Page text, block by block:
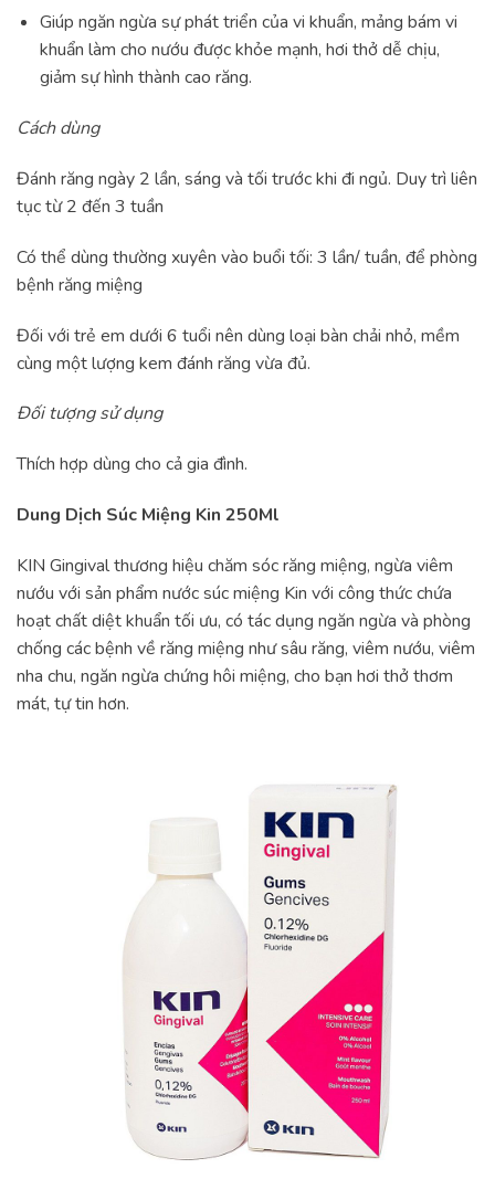
Giúp ngăn ngừa sự phát triển của vi khuẩn, mảng bám vi
khuẩn làm cho nướu được khỏe mạnh, hơi thở dễ chịu,
giảm sự hình thành cao răng.
Cách dùng
Đánh răng ngày 2 lần, sáng và tối trước khi đi ngủ. Duy trì liên
tục từ 2 đến 3 tuần
Có thể dùng thường xuyên vào buổi tối: 3 lần/ tuần, để phòng
bệnh răng miệng
Đối với trẻ em dưới 6 tuổi nên dùng loại bàn chải nhỏ, mềm
cùng một lượng kem đánh răng vừa đủ.
Đối tượng sử dụng
Thích hợp dùng cho cả gia đình.
Dung Dịch Súc Miệng Kin 250Ml
KIN Gingival thương hiệu chăm sóc răng miệng, ngừa viêm
nướu với sản phẩm nước súc miệng Kin với công thức chứa
hoạt chất diệt khuẩn tối ưu, có tác dụng ngăn ngừa và phòng
chống các bệnh về răng miệng như sâu răng, viêm nướu, viêm
nha chu, ngăn ngừa chứng hôi miệng, cho bạn hơi thở thơm
mát, tự tin hơn.